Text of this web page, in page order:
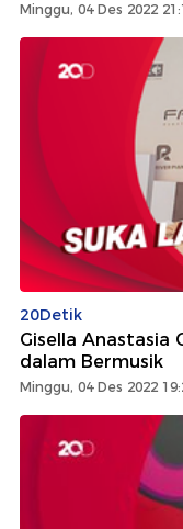
Minggu, 04 Des 2022
20Detik
Gisella Anastasia
dalam Bermusik
Minggu, 04 Des 2022